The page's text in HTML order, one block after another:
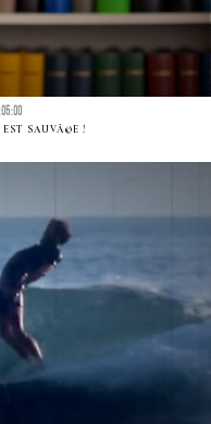
EST SAUVÃ©E !